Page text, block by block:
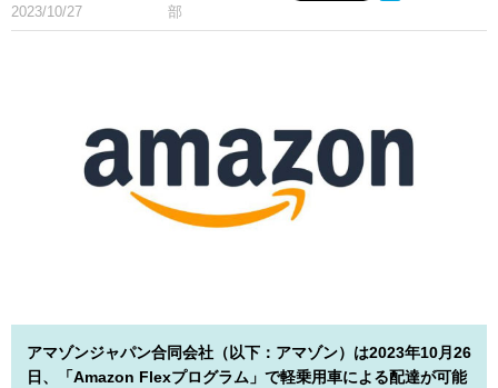
2023/10/27
部
アマゾンジャパン合同会社（以下：アマゾン）は2023年10月26
日、「Amazon Flexプログラム」で軽乗用車による配達が可能